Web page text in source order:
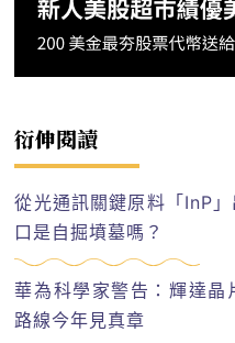
衍伸閱讀
從光通訊關鍵原料「InP
口是自掘墳墓嗎？
華為科學家警告：輝達
路線今年見真章